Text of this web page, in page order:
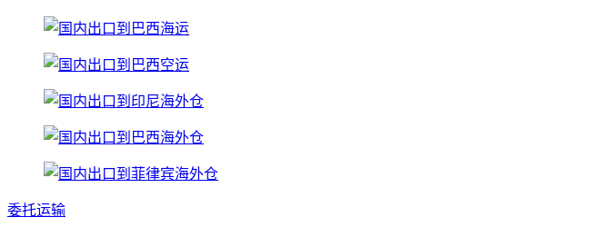
委托运输